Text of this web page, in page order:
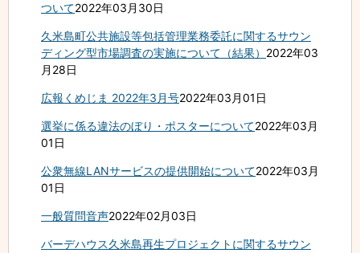
ついて2022年03月30日
久米島町公共施設等包括管理業務委託に関するサウン
ディング型市場調査の実施について（結果） 2022年03
月28日
広報くめじま 2022年3月号2022年03月01日
選挙に係る違法のぼり・ポスターについて2022年03月
01日
公衆無線LANサービスの提供開始について2022年03月
01日
一般質問音声2022年02月03日
バーデハウス久米島再生プロジェクトに関するサウン